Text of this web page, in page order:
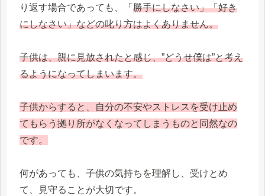
り返す場合であっても、「 勝手にしなさい」「好き
にしなさい」などの叱り方はよくありません。
子供は、親に見放されたと感じ、”どうせ僕は”と考え
るようになってしまいます。
子供からすると、自分の不安やストレスを受け止め
てもらう拠り所がなくなってしまうものと同然なの
です。
何があっても、子供の気持ちを理解し、受けとめ
て、見守ることが大切です。